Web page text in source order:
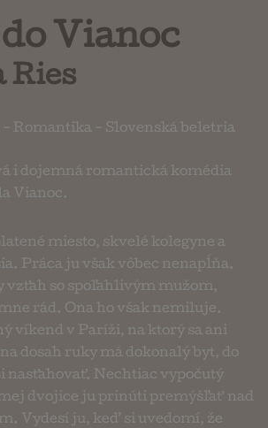
Vianoc
Ries
- Romantika - Slovenská beletria
i dojemná romantická komédia
Vianoc.
miesto, skvelé kolegyne a
Práca ju však vôbec nenapĺňa.
vzťah so spoľahlivým mužom,
rád. Ona ho však nemiluje.
víkend v Paríži, na ktorý sa ani
dosah ruky má dokonalý byt, do
nasťahovať. Nechtiac vypočutý
dvojice ju prinúti premýšľať nad
Vydesí ju, keď si uvedomí, že